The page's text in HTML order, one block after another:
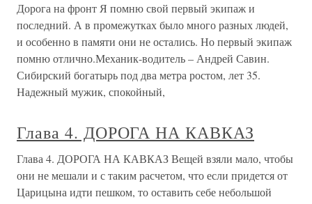
Дорога на фронт Я помню свой первый экипаж и
последний. А в промежутках было много разных людей,
и особенно в памяти они не остались. Но первый экипаж
помню отлично.Механик-водитель – Андрей Савин.
Сибирский богатырь под два метра ростом, лет 35.
Надежный мужик, спокойный,
Глава 4. ДОРОГА НА КАВКАЗ
Глава 4. ДОРОГА НА КАВКАЗ Вещей взяли мало, чтобы
они не мешали и с таким расчетом, что если придется от
Царицына идти пешком, то оставить себе небольшой